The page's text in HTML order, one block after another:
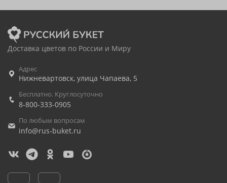
Доставка цветов по России и Миру
Адрес
Нижневартовск, улица Чапаева, 5
Бесплатно. Круглосуточно
8-800-333-0905
По любым вопросам
info@rus-buket.ru